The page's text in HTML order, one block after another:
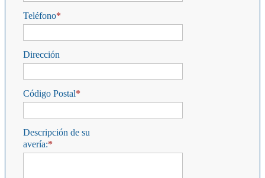
Teléfono
Dirección
Código Postal
Descripción de su
avería: